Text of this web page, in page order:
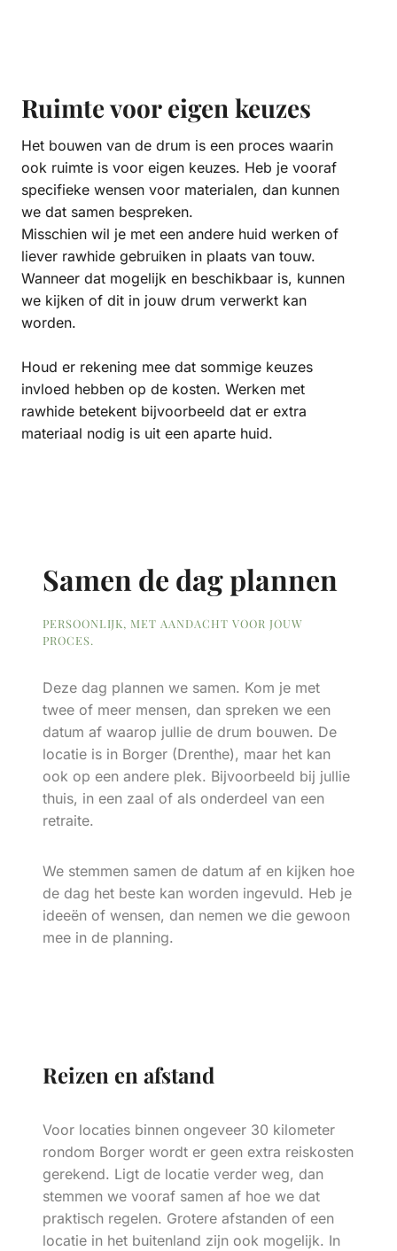
Ruimte voor eigen keuzes
Het bouwen van de drum is een proces waarin
ook ruimte is voor eigen keuzes. Heb je vooraf
specifieke wensen voor materialen, dan kunnen
we dat samen bespreken.
Misschien wil je met een andere huid werken of
liever rawhide gebruiken in plaats van touw.
Wanneer dat mogelijk en beschikbaar is, kunnen
we kijken of dit in jouw drum verwerkt kan
worden.
Houd er rekening mee dat sommige keuzes
invloed hebben op de kosten. Werken met
rawhide betekent bijvoorbeeld dat er extra
materiaal nodig is uit een aparte huid.
Samen de dag plannen
PERSOONLIJK, MET AANDACHT VOOR JOUW
PROCES.
Deze dag plannen we samen. Kom je met
twee of meer mensen, dan spreken we een
datum af waarop jullie de drum bouwen. De
locatie is in Borger (Drenthe), maar het kan
ook op een andere plek. Bijvoorbeeld bij jullie
thuis, in een zaal of als onderdeel van een
retraite.
We stemmen samen de datum af en kijken hoe
de dag het beste kan worden ingevuld. Heb je
ideeën of wensen, dan nemen we die gewoon
mee in de planning.
Reizen en afstand
Voor locaties binnen ongeveer 30 kilometer
rondom Borger wordt er geen extra reiskosten
gerekend. Ligt de locatie verder weg, dan
stemmen we vooraf samen af hoe we dat
praktisch regelen. Grotere afstanden of een
locatie in het buitenland zijn ook mogelijk. In